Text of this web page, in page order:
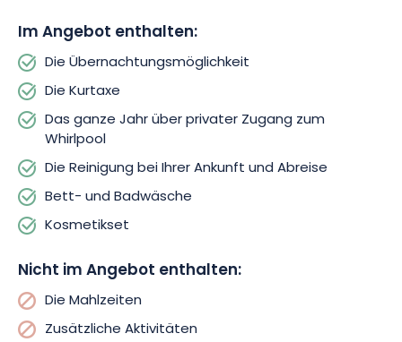
Grand Petit Prince“ zudem das ganze Jahr über privaten
Zugang zum Whirlpool.So können Sie sich nach Ihren
Erkundungstouren in der Umgebung in aller Ruhe in Ihrem
eigenen Rückzugsort entspannen.
Um Ihren Aufenthalt abzurunden, werden Ihnen gegen
Aufpreis verschiedene Dienstleistungen angeboten.
Regionale Spezialitäten, Wellnessbehandlungen,
Fahrradverleih oder die Organisation von Aktivitäten …
Sie ganz nach Ihren Wünschen!
Haustier herzlich willkommen, um Teil des Abenteuers zu sein!
Im Angebot enthalten:
Die Übernachtungsmöglichkeit
Die Kurtaxe
Das ganze Jahr über privater Zugang zum
Whirlpool
Die Reinigung bei Ihrer Ankunft und Abreise
Bett- und Badwäsche
Kosmetikset
Nicht im Angebot enthalten:
Die Mahlzeiten
Zusätzliche Aktivitäten